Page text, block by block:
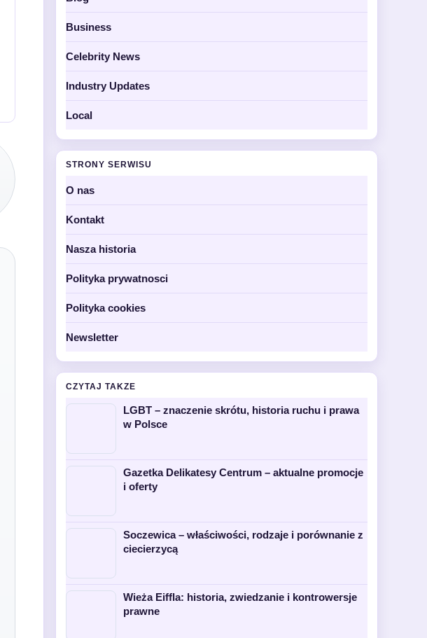
Business
Celebrity News
Industry Updates
Local
STRONY SERWISU
O nas
Kontakt
Nasza historia
Polityka prywatnosci
Polityka cookies
Newsletter
CZYTAJ TAKZE
LGBT – znaczenie skrótu, historia ruchu i prawa
w Polsce
Gazetka Delikatesy Centrum – aktualne promocje
i oferty
Soczewica – właściwości, rodzaje i porównanie z
ciecierzycą
Wieża Eiffla: historia, zwiedzanie i kontrowersje
prawne